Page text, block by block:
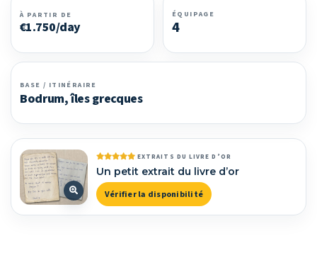
À PARTIR DE
€1.750/day
ÉQUIPAGE
4
BASE / ITINÉRAIRE
Bodrum, îles grecques
EXTRAITS DU LIVRE D’OR
Un petit extrait du livre d’or
Vérifier la disponibilité